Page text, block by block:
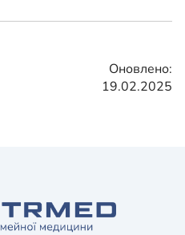
Оновлено:
19.02.2025